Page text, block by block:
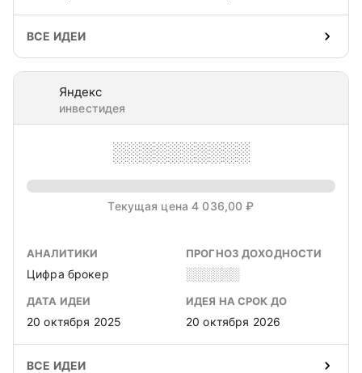
ВСЕ ИДЕИ
Яндекс
инвестидея
░░░░░░░░░░
Текущая цена 4 036,00 ₽
АНАЛИТИКИ
Цифра брокер
ПРОГНОЗ ДОХОДНОСТИ
░░░░░░
ДАТА ИДЕИ
20 октября 2025
ИДЕЯ НА СРОК ДО
20 октября 2026
ВСЕ ИДЕИ